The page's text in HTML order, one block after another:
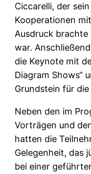
Ciccarelli, der
Kooperationen
Ausdruck brachte
war.
die Keynote mit
Diagram Shows“
Grundstein für
Neben den im
Vorträgen und
hatten die
Gelegenheit, das
bei einer